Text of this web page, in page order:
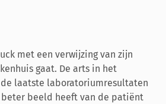
met een verwijzing van zijn
gaat. De arts in het
laatste laboratoriumresultaten
beeld heeft van de patiënt